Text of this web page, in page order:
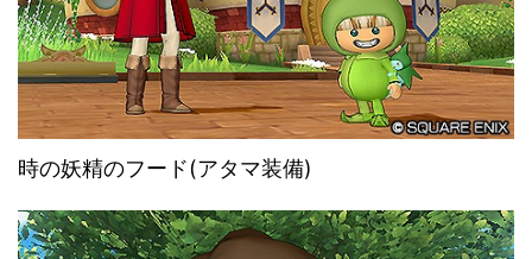
時の妖精のフード(アタマ装備)